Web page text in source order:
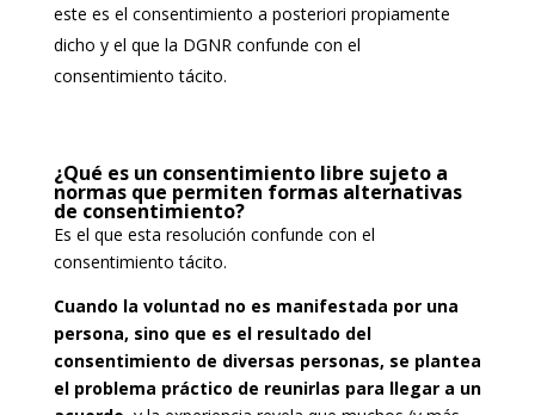
este es el consentimiento a posteriori propiamente
dicho y el que la DGNR confunde con el
consentimiento tácito.
¿Qué es un consentimiento libre sujeto a
normas que permiten formas alternativas
de consentimiento?
Es el que esta resolución confunde con el
consentimiento tácito.
Cuando la voluntad no es manifestada por una
persona, sino que es el resultado del
consentimiento de diversas personas, se plantea
el problema práctico de reunirlas para llegar a un